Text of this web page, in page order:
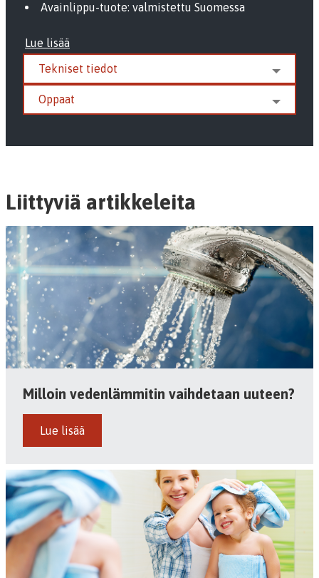
Avainlippu-tuote: valmistettu Suomessa
Lue lisää
Tekniset tiedot
Oppaat
Liittyviä artikkeleita
Milloin vedenlämmitin vaihdetaan uuteen?
Lue lisää